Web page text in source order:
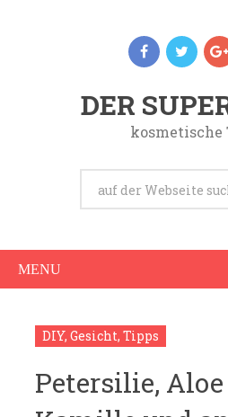
DER
kosmetische
MENU
DIY, Gesicht, Tipps
Petersilie, Aloe